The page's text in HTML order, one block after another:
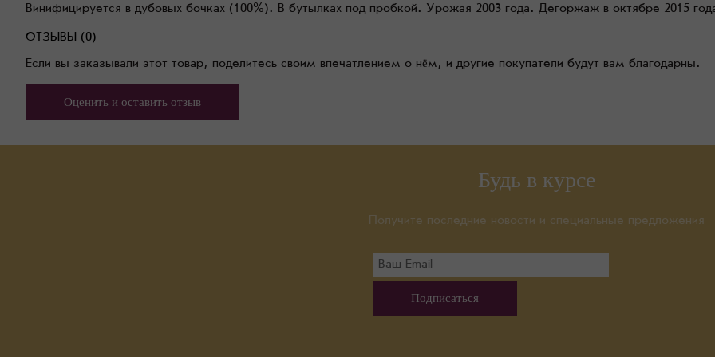
Винифицируется в дубовых бочках (100%). В бутылках под пробкой. Урожая 2003 года. Дегоржаж в октябре 2015
ОТЗЫВЫ (0)
Если вы заказывали этот товар, поделитесь своим впечатлением о нём, и другие покупатели будут вам благодарны.
Оценить и оставить отзыв
Будь в курсе
Получите последние новости и специальные предложения